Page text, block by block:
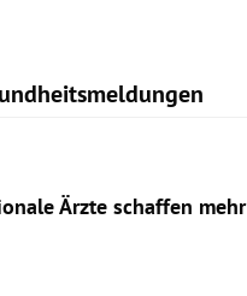
Ärzte schaffen mehr